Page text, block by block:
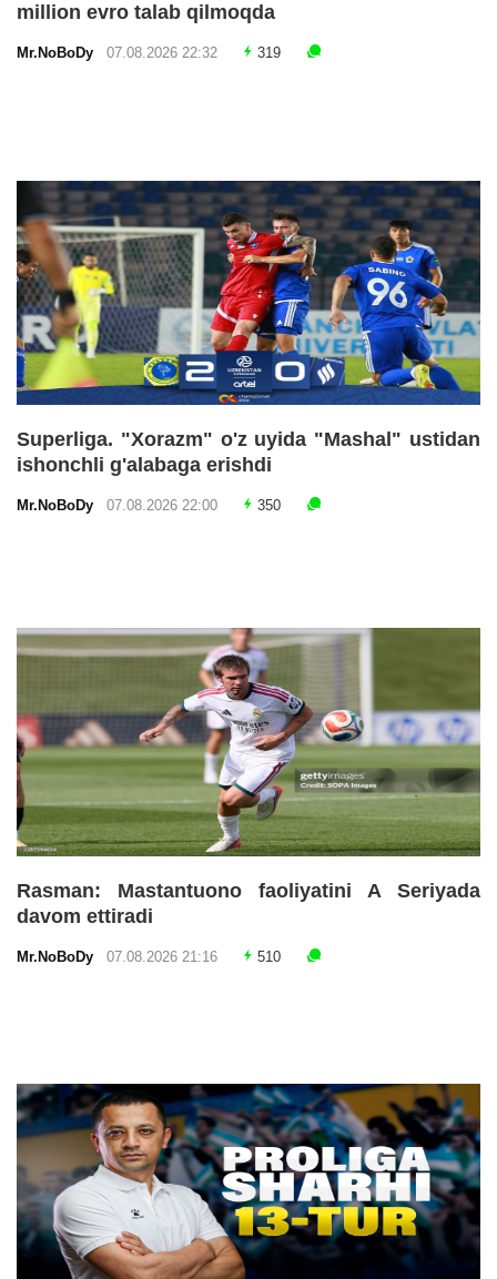
million evro talab qilmoqda
Mr.NoBoDy 07.08.2026 22:32 319
Superliga. "Xorazm" o'z uyida "Mashal" ustidan
ishonchli g'alabaga erishdi
Mr.NoBoDy 07.08.2026 22:00 350
Rasman: Mastantuono faoliyatini A Seriyada
davom ettiradi
Mr.NoBoDy 07.08.2026 21:16 510